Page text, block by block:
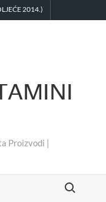
2014.)
Proizvodi |
Search for: